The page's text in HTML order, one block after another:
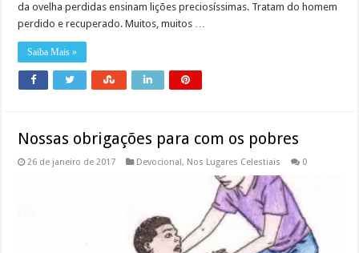
da ovelha perdidas ensinam lições preciosíssimas. Tratam do homem
perdido e recuperado. Muitos, muitos …
Saiba Mais »
Nossas obrigações para com os pobres
26 de janeiro de 2017 Devocional, Nos Lugares Celestiais 0